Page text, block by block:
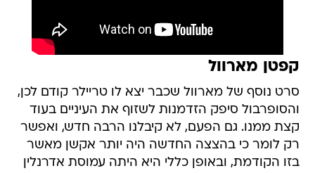
קפטן מארוול
סרט נוסף של מארוול שכבר יצא לו טריילר קודם לכן,
והסופרבול סיפק הזדמנות לשזוף את העיניים בעוד
קצת ממנו. גם הפעם, לא קיבלנו הרבה חדש, ואפשר
רק לומר כי בהצצה החדשה היה יותר אקשן מאשר
בזו הקודמת, ובאופן כללי היא היתה עמוסת אדרנלין